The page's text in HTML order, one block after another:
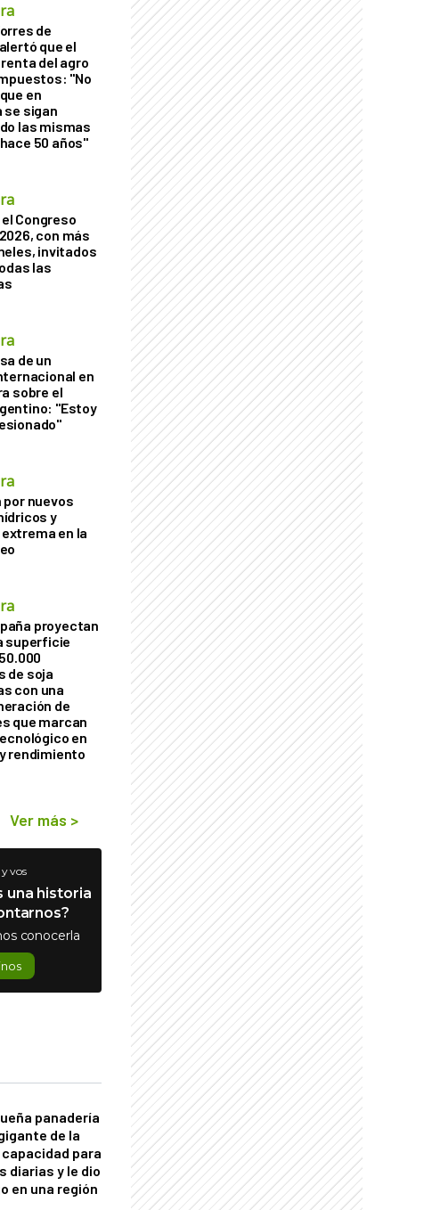
de
que el
renta del agro
"No
en
se sigan
las mismas
50 años"
Congreso
con más
invitados
las
de un
en
sobre el
"Estoy
nuevos
y
en la
proyectan
superficie
de soja
con una
de
que marcan
en
rendimiento
Ver más >
vos
una historia
conocerla
panadería
de la
para
diarias y le dio
en una región